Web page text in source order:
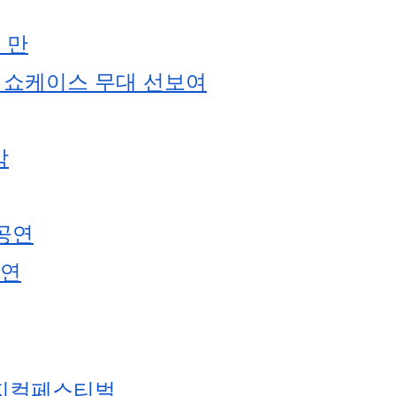
만
케이스 무대 선보여
연
페스티벌